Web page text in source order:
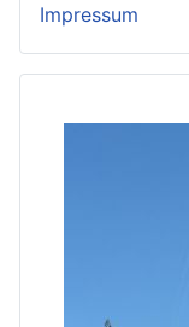
Impressum